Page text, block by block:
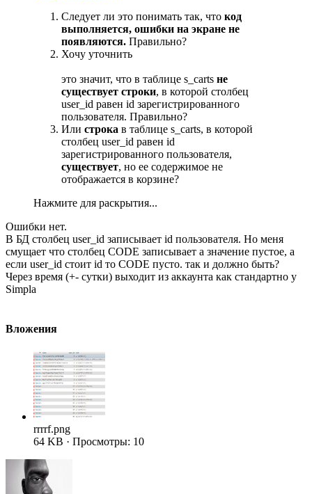
Следует ли это понимать так, что код
выполняется, ошибки на экране не
появляются. Правильно?
Хочу уточнить
это значит, что в таблице s_carts не
существует строки, в которой столбец
user_id равен id зарегистрированного
пользователя. Правильно?
Или строка в таблице s_carts, в которой
столбец user_id равен id
зарегистрированного пользователя,
существует, но ее содержимое не
отображается в корзине?
Нажмите для раскрытия...
Ошибки нет.
В БД столбец user_id записывает id пользователя. Но меня
смущает что столбец CODE записывает а значение пустое, а
если user_id стоит id то CODE пусто. так и должно быть?
Через время (+- сутки) выходит из аккаунта как стандартно у
Simpla
Вложения
rrrrf.png
64 KB · Просмотры: 10